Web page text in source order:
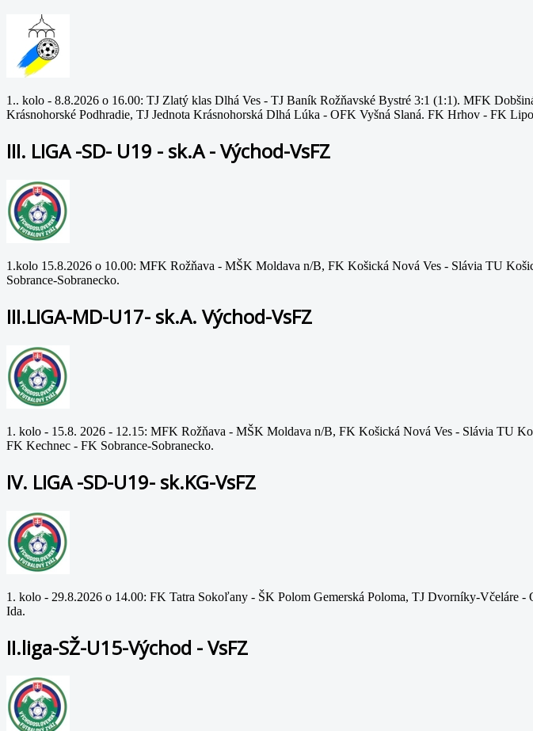
1.. kolo - 8.8.2026 o 16.00: TJ Zlatý klas Dlhá Ves - TJ Baník Rožňavské Bystré 3:1 (1:1). MFK
Krásnohorské Podhradie, TJ Jednota Krásnohorská Dlhá Lúka - OFK Vyšná Slaná. FK Hrhov - FK
III. LIGA -SD- U19 - sk.A - Východ-VsFZ
1.kolo 15.8.2026 o 10.00: MFK Rožňava - MŠK Moldava n/B, FK Košická Nová Ves - Slávia TU
Sobrance-Sobranecko.
III.LIGA-MD-U17- sk.A. Východ-VsFZ
1. kolo - 15.8. 2026 - 12.15: MFK Rožňava - MŠK Moldava n/B, FK Košická Nová Ves - Slávia TU
FK Kechnec - FK Sobrance-Sobranecko.
IV. LIGA -SD-U19- sk.KG-VsFZ
1. kolo - 29.8.2026 o 14.00: FK Tatra Sokoľany - ŠK Polom Gemerská Poloma, TJ Dvorníky-
Ida.
II.liga-SŽ-U15-Východ - VsFZ